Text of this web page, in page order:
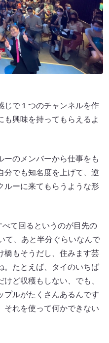
で１つのチャンネルを作
も興味を持ってもらえるよ
のメンバーから仕事をも
分でも知名度を上げて、逆
ルーに来てもらうような形
て回るというのが目先の
て、あと半分ぐらいなんで
橋もそうだし、住みます芸
。たとえば、タイのいちば
ど収穫もしない、でも、
プルがたくさんあるんです
それを使って何かできない